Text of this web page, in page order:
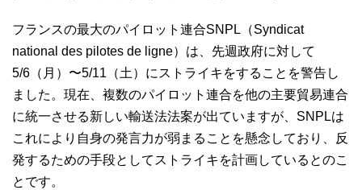
フランスの最大のパイロット連合SNPL（Syndicat
national des pilotes de ligne）は、先週政府に対して
5/6（月）〜5/11（土）にストライキをすることを警告し
ました。現在、複数のパイロット連合を他の主要貿易連合
に統一させる新しい輸送法法案が出ていますが、SNPLは
これにより自身の発言力が弱まることを懸念しており、反
発するための手段としてストライキを計画しているとのこ
とです。